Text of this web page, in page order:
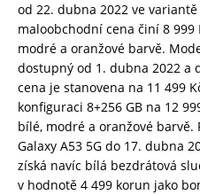
od 22. dubna 2022 ve
maloobchodní cena činí 8
modré a oranžové barvě.
dostupný od 1. dubna 2022 a
cena je stanovena na 11 499
konfiguraci 8+256 GB na 12
bílé, modré a oranžové barvě.
Galaxy A53 5G do 17. dubna
získá navíc bílá bezdrátová
v hodnotě 4 499 korun jako